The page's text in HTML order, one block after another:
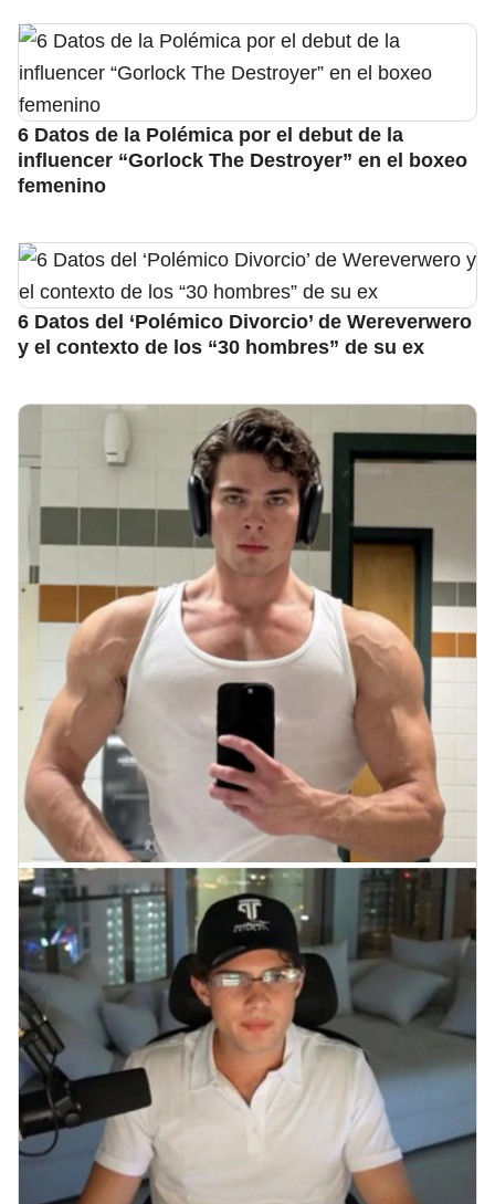
6 Datos de la Polémica por el debut de la
influencer “Gorlock The Destroyer” en el boxeo
femenino
6 Datos del ‘Polémico Divorcio’ de Wereverwero
y el contexto de los “30 hombres” de su ex